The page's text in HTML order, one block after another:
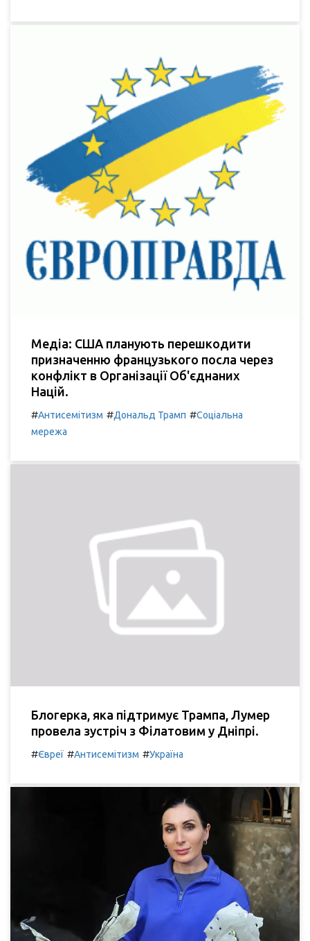
Медіа: США планують перешкодити
призначенню французького посла через
конфлікт в Організації Об'єднаних
Націй.
#Антисемітизм #Дональд Трамп #Соціальна
мережа
Блогерка, яка підтримує Трампа, Лумер
провела зустріч з Філатовим у Дніпрі.
#Євреї #Антисемітизм #Україна